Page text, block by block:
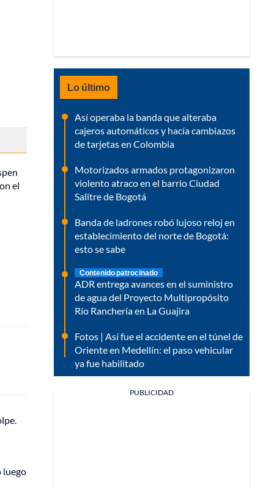
el
luego
Lo último
Así operaba la banda que alteraba
cajeros automáticos y hacía cambiazos
de tarjetas en Colombia
Motorizados armados protagonizaron
violento atraco en el barrio Ciudad
Salitre de Bogotá
Banda de ladrones robó lujoso reloj en
establecimiento del norte de Bogotá:
esto se sabe
Contenido patrocinado
ADR entrega avances en el suministro
de agua del Proyecto Multipropósito
Río Ranchería en La Guajira
Fotos | Así fue el accidente en el túnel de
Oriente en Medellín: el paso vehicular
ya fue habilitado
PUBLICIDAD